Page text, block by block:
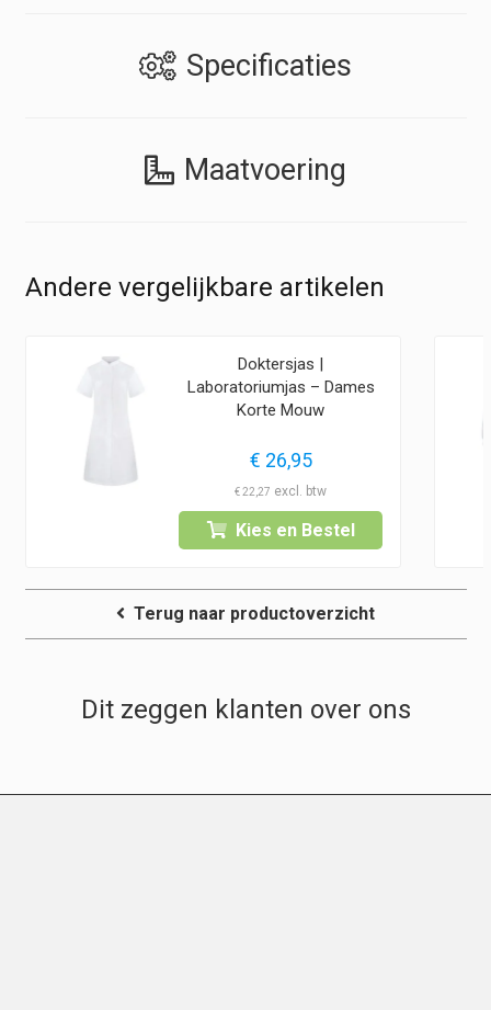
Specificaties
Maatvoering
Andere vergelijkbare artikelen
Doktersjas |
Laboratoriumjas – Dames
Korte Mouw
€ 26,95
€22,27
Kies en Bestel
Terug naar productoverzicht
Dit zeggen klanten over ons